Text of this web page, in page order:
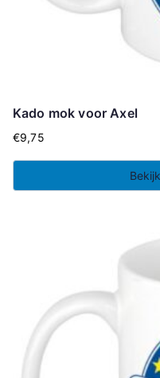
Kado mok voor Axel
€9,75